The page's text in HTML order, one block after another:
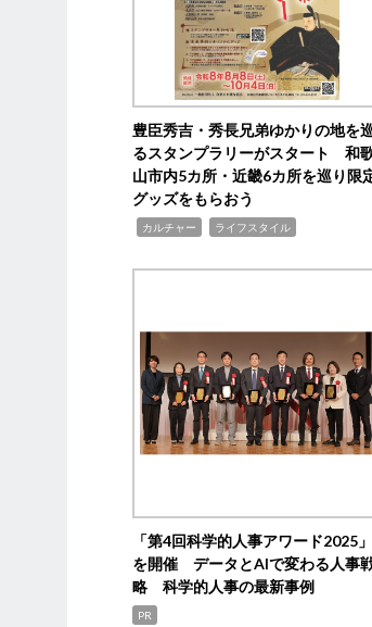
豊臣秀吉・秀長兄弟ゆかりの地を
るスタンプラリーがスタート 和
山市内5カ所・近畿6カ所を巡り限
グッズをもらおう
カルチャー ライフスタイル
「第4回科学的人事アワード2025」
を開催 データとAIで変わる人事
略 科学的人事の最新事例
PR